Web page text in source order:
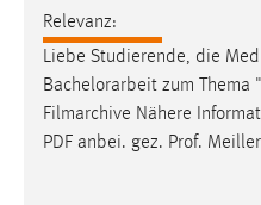
Relevanz:
Liebe Studierende, die
Bachelorarbeit zum Thema
Filmarchive Nähere
PDF anbei. gez. Prof. Meiller
Login
Name:
fe_user, be_user,